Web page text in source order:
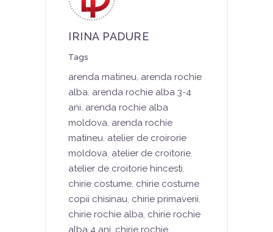
IRINA PADURE
Tags
arenda matineu, arenda rochie
alba, arenda rochie alba 3-4
ani, arenda rochie alba
moldova, arenda rochie
matineu, atelier de croirorie
moldova, atelier de croitorie,
atelier de croitorie hincesti,
chirie costume, chirie costume
copii chisinau, chirie primaverii,
chirie rochie alba, chirie rochie